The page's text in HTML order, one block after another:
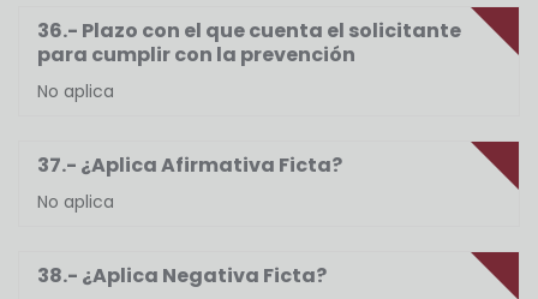
36.- Plazo con el que cuenta el solicitante
para cumplir con la prevención
No aplica
37.- ¿Aplica Afirmativa Ficta?
No aplica
38.- ¿Aplica Negativa Ficta?